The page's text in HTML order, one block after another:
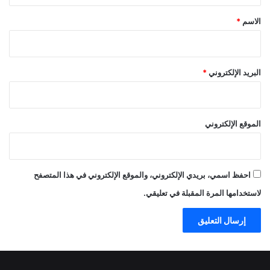
*
الاسم *
البريد الإلكتروني *
الموقع الإلكتروني
احفظ اسمي، بريدي الإلكتروني، والموقع الإلكتروني في هذا المتصفح
لاستخدامها المرة المقبلة في تعليقي.